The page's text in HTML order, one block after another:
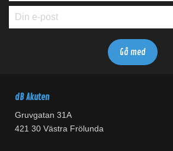
dB Akuten
Gruvgatan 31A
421 30 Västra Frölunda